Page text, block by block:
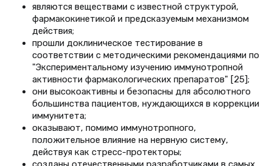
являются веществами с известной структурой,
фармакокинетикой и предсказуемым механизмом
действия;
прошли доклиническое тестирование в
соответствии с методическими рекомендациями по
"Экспериментальному изучению иммунотропной
активности фармакологических препаратов" [25];
они высокоактивны и безопасны для абсолютного
большинства пациентов, нуждающихся в коррекции
иммунитета;
оказывают, помимо иммунотропного,
положительное влияние на нервную систему,
действуя как стресс-протекторы;